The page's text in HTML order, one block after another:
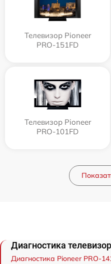
Телевизор Pioneer
PRO-151FD
Телевизор Pioneer
PRO-101FD
Диагностика
Диагностика Pioneer PRO-